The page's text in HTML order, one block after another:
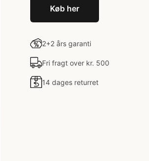
Køb her
2+2 års garanti
Fri fragt over kr. 500
14 dages returret